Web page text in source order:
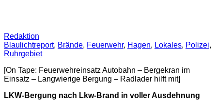
Redaktion
Blaulichtreport, Brände, Feuerwehr, Hagen, Lokales, Polizei,
Ruhrgebiet
[On Tape: Feuerwehreinsatz Autobahn – Bergekran im
Einsatz – Langwierige Bergung – Radlader hilft mit]
LKW-Bergung nach Lkw-Brand in voller Ausdehnung